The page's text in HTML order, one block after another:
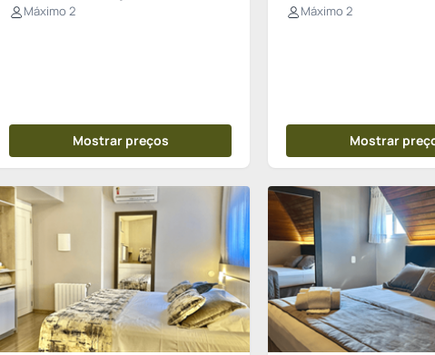
Máximo 2
Mostrar preços
Máximo 2
Mostrar